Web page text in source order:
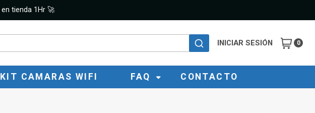
tienda 1Hr 🚀
INICIAR SESIÓN 0
KIT CAMARAS WIFI FAQ CONTACTO